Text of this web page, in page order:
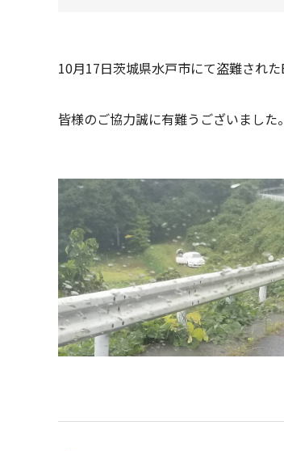
10月17日茨城県水戸市にて盗難され
皆様のご協力誠に有難うございました。